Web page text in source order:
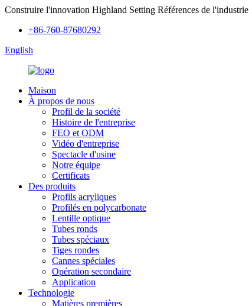
Construire l'innovation Highland Setting Références de l'industrie
+86-760-87680292
English
Maison
À propos de nous
Profil de la société
Histoire de l'entreprise
FEO et ODM
Vidéo d'entreprise
Spectacle d'usine
Notre équipe
Certificats
Des produits
Profils acryliques
Profilés en polycarbonate
Lentille optique
Tubes ronds
Tubes spéciaux
Tiges rondes
Cannes spéciales
Opération secondaire
Application
Technologie
Matières premières